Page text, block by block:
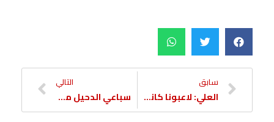
سابق
العلي: لاعبونا كانوا في الموعد
التالي
سباعي الدحيل مع المنتخب